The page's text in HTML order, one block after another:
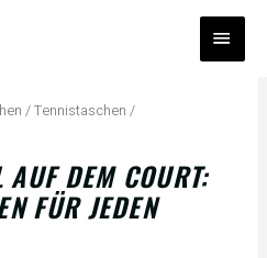
/ Tennistaschen /
DEM COURT:
FÜR JEDEN